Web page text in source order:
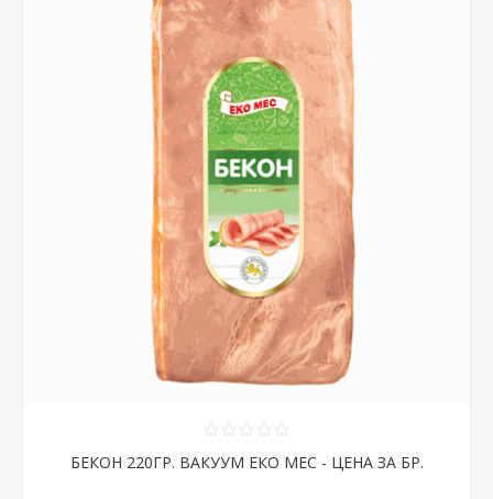
БЕКОН 220ГР. ВАКУУМ ЕКО МЕС - ЦЕНА ЗА БР.